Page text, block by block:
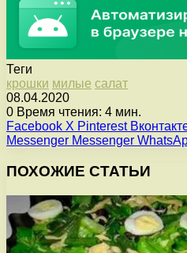
Теги
крошки милые салат
08.04.2020
0 Время чтения: 4 мин.
Facebook X Pinterest
Messenger Messenger
ПОХОЖИЕ СТАТЬИ